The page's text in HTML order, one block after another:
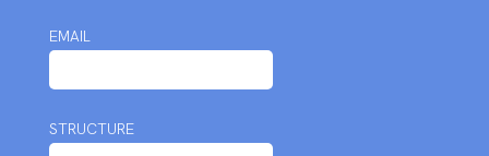
EMAIL
STRUCTURE